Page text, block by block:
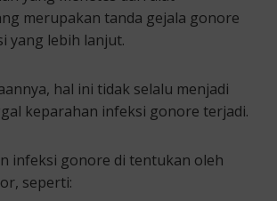
merupakan tanda gejala gonore
yang lebih lanjut.
hal ini tidak selalu menjadi
keparahan infeksi gonore terjadi.
infeksi gonore di tentukan oleh
seperti: